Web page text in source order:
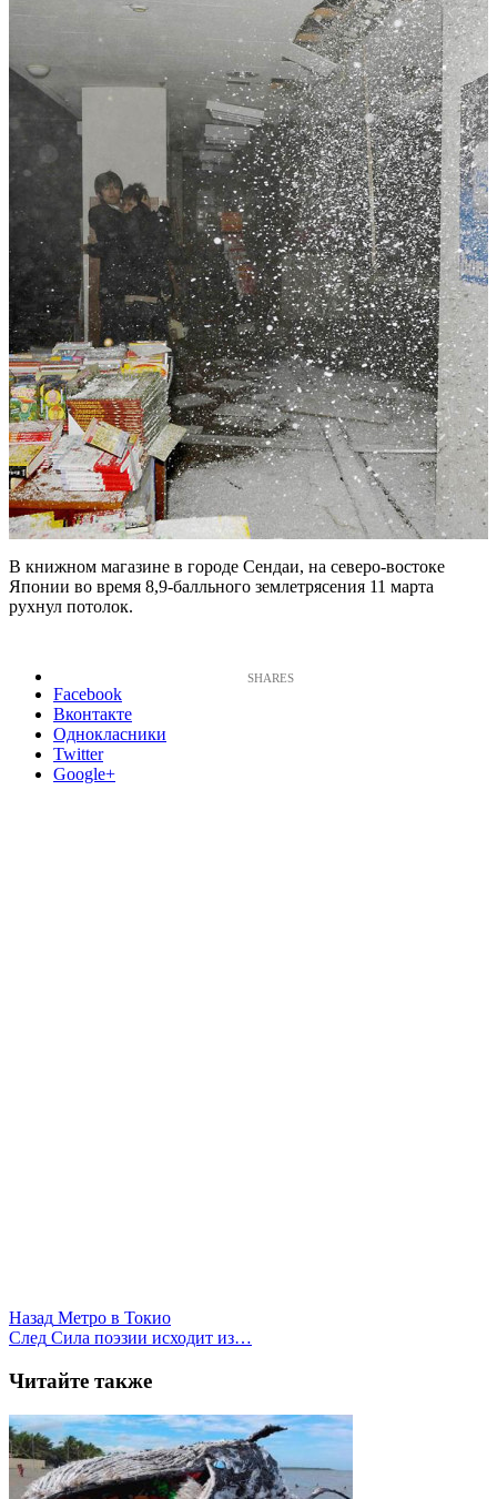
В книжном магазине в городе Сендаи, на северо-востоке
Японии во время 8,9-балльного землетрясения 11 марта
рухнул потолок.
Facebook
Вконтакте
Однокласники
Twitter
Google+
Назад Метро в Токио
След Сила поэзии исходит из…
Читайте также